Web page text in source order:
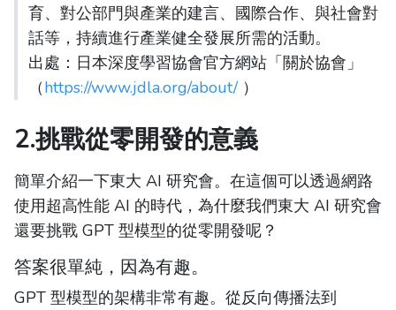
育、對公部門與產業的建言、國際合作、與社會對
話等，持續進行產業健全發展所需的活動。
出處：日本深度學習協會官方網站「關於協會」
（https://www.jdla.org/about/）
2.挑戰從零開發的意義
簡單介紹一下東大 AI 研究會。在這個可以透過網路
使用超高性能 AI 的時代，為什麼我們東大 AI 研究會
還要挑戰 GPT 型模型的從零開發呢？
答案很單純，因為有趣。
GPT 型模型的架構非常有趣。從反向傳播法到